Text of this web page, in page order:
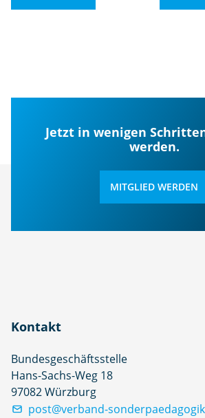
Jetzt in wenigen
werden.
MITGLIED WERDEN
Kontakt
Bundesgeschäftsstelle
Hans-Sachs-Weg 18
97082 Würzburg
post@verband-